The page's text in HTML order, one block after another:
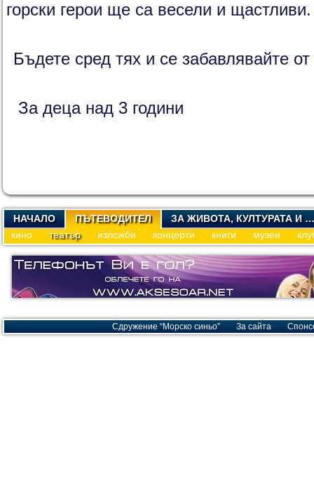
горски герои ще са весели и щастливи.
Бъдете сред тях и се забавлявайте
За деца над 3 години
НАЧАЛО ПЪТЕВОДИТЕЛ
ЗА ЖИВОТА, КУЛТУРАТА И …
кино
театър изложби концерти книги музеи
Сдружение “Морско синьо” За сайта